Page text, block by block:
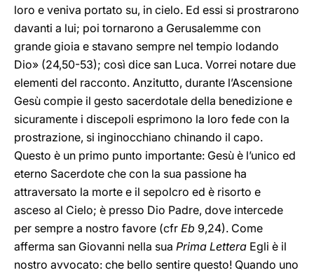
loro e veniva portato su, in cielo. Ed essi si prostrarono
davanti a lui; poi tornarono a Gerusalemme con
grande gioia e stavano sempre nel tempio lodando
Dio» (24,50-53); così dice san Luca. Vorrei notare due
elementi del racconto. Anzitutto, durante l’Ascensione
Gesù compie il gesto sacerdotale della benedizione e
sicuramente i discepoli esprimono la loro fede con la
prostrazione, si inginocchiano chinando il capo.
Questo è un primo punto importante: Gesù è l’unico ed
eterno Sacerdote che con la sua passione ha
attraversato la morte e il sepolcro ed è risorto e
asceso al Cielo; è presso Dio Padre, dove intercede
per sempre a nostro favore (cfr Eb 9,24). Come
afferma san Giovanni nella sua Prima Lettera Egli è il
nostro avvocato: che bello sentire questo! Quando uno